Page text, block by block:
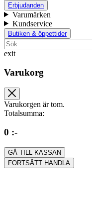
Erbjudanden
Varumärken
Kundservice
Butiken & öppettider
exit
Varukorg
Varukorgen är tom.
Totalsumma:
0 :-
GÅ TILL KASSAN
FORTSÄTT HANDLA